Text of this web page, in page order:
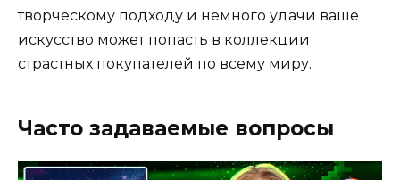
творческому подходу и немного удачи ваше
искусство может попасть в коллекции
страстных покупателей по всему миру.
Часто задаваемые вопросы